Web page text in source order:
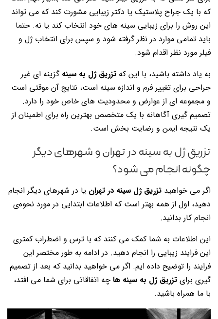
که با یک جراح پلاستیک یا دکتر زیبایی مشورت کند که می تواند
این روش را برای زیبایی سینه های خود انتخاب کند یا نه. حتما
باید تمامی موارد در نظر گرفته شود و سپس برای انتخاب ژل و
فیلر مورد نظر اقدام شود.
به یاد داشته باشید، با این که تزریق ژل به سینه گزینه ای غیر
جراحی برای تغییر فرم و اندازه سینه است، نتایج آن موقتی است
و مجموعه ای از عوارض و محدودیت های خاص خود را دارد.
تصمیم گیری آگاهانه با یک متخصص بهترین راه برای اطمینان از
یک نتیجه ایمن و رضایت بخش است.
تزريق ژل به سينه در تهران و شهرهای دیگر
چگونه انجام می شود؟
اگر می خواهید تزریق ژل سینه در تهران یا در شهرهای دیگر انجام
دهید، اول از همه بهتر است که اطلاعات ابتدایی در مورد نحوه‌ی
انجام کار بدانید.
این اطلاعات به شما کمک می کنند که با ترس و اضطراب کمتری
این فرایند زیبایی را انجام دهید. در ادامه به طور مختصر این
فرایند را توضیح داده ایم. اگر می خواهید بدانید که بعد از تصمیم
گیری برای تزریق ژل به سینه ها چه اتفاقاتی برای شما می افتد،
با ما همراه باشید.